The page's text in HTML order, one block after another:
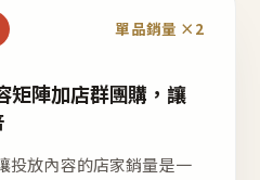
單品銷量 ×2
矩陣加店群團購，讓
投放內容的店家銷量是一